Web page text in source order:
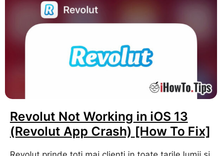
Revolut Not Working in iOS 13
(Revolut App Crash) [How To Fix]